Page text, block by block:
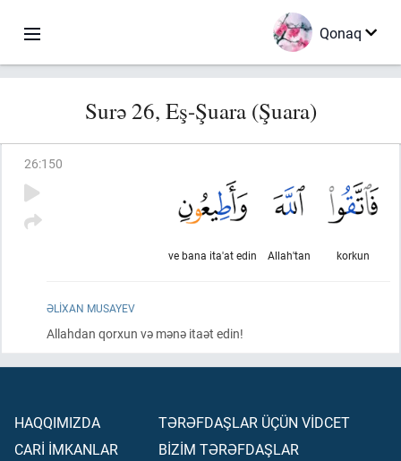
Qonaq
Surə 26, Eş-Şuara (Şuara)
26:150
korkun
Allah'tan
ve bana ita'at edin
ƏLIXAN MUSAYEV
Allahdan qorxun və mənə itaət edin!
HAQQIMIZDA
CARİ İMKANLAR
TƏRƏFDAŞLAR ÜÇÜN VİDCET
BİZİM TƏRƏFDAŞLAR